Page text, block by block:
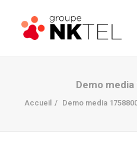
Demo
Accueil Demo media